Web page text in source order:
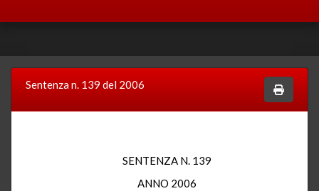
Sentenza n. 139 del 2006
SENTENZA N. 139
ANNO 2006